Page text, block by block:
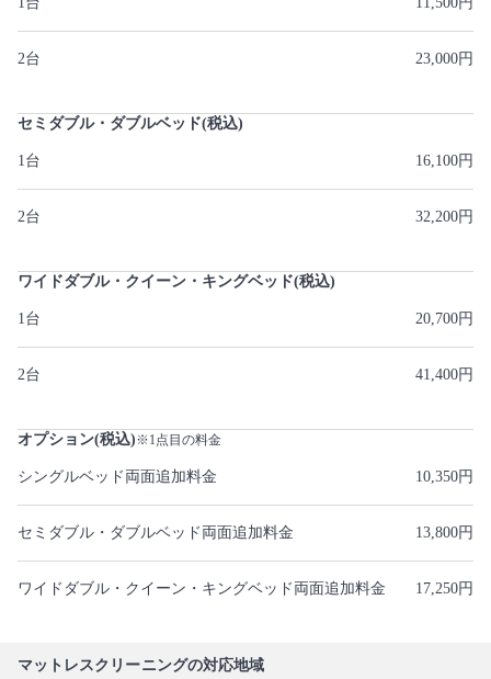
2台 23,000円
セミダブル・ダブルベッド(税込)
1台 16,100円
2台 32,200円
ワイドダブル・クイーン・キングベッド(税込)
1台 20,700円
2台 41,400円
オプション(税込)※1点目の料金
シングルベッド両面追加料金 10,350円
セミダブル・ダブルベッド両面追加料金 13,800円
ワイドダブル・クイーン・キングベッド両面追加料金 17,250円
マットレスクリーニングの対応地域